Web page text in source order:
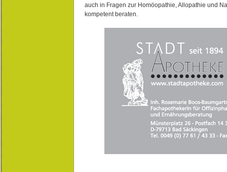
auch in Fragen zur Homöopathie, Allopathie und
kompetent beraten.